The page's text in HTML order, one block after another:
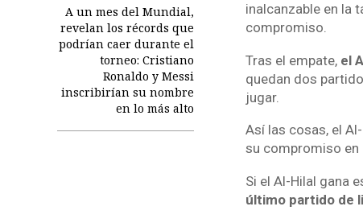
A un mes del Mundial,
revelan los récords que
podrían caer durante el
torneo: Cristiano
Ronaldo y Messi
inscribirían su nombre
en lo más alto
inalcanzable en la
compromiso.
Tras el empate, el
quedan dos
jugar.
Así las cosas, el
su compromiso en
Si el Al-Hilal gana
último partido de